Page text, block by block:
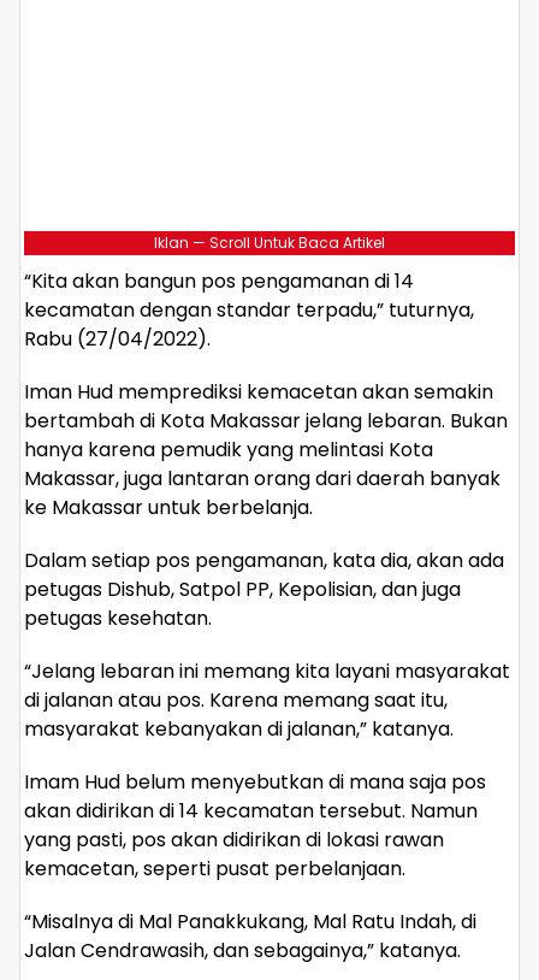
Iklan — Scroll Untuk Baca Artikel
“Kita akan bangun pos pengamanan di 14
kecamatan dengan standar terpadu,” tuturnya,
Rabu (27/04/2022).
Iman Hud memprediksi kemacetan akan semakin
bertambah di Kota Makassar jelang lebaran. Bukan
hanya karena pemudik yang melintasi Kota
Makassar, juga lantaran orang dari daerah banyak
ke Makassar untuk berbelanja.
Dalam setiap pos pengamanan, kata dia, akan ada
petugas Dishub, Satpol PP, Kepolisian, dan juga
petugas kesehatan.
“Jelang lebaran ini memang kita layani masyarakat
di jalanan atau pos. Karena memang saat itu,
masyarakat kebanyakan di jalanan,” katanya.
Imam Hud belum menyebutkan di mana saja pos
akan didirikan di 14 kecamatan tersebut. Namun
yang pasti, pos akan didirikan di lokasi rawan
kemacetan, seperti pusat perbelanjaan.
“Misalnya di Mal Panakkukang, Mal Ratu Indah, di
Jalan Cendrawasih, dan sebagainya,” katanya.